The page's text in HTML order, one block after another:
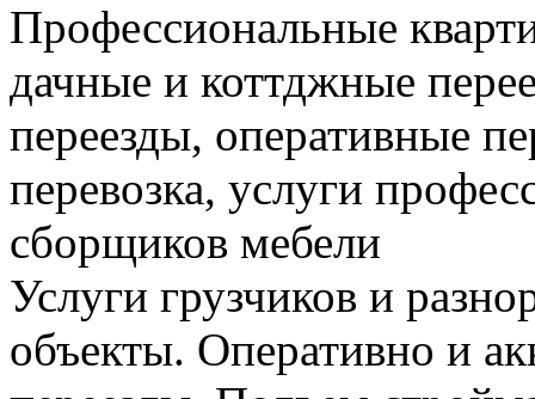
Профессиональные
дачные и коттджные
переезды, оперативные
перевозка, услуги
сборщиков мебели
Услуги грузчиков и
объекты. Оперативно и